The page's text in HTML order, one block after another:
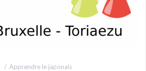
Apprendre le japonais